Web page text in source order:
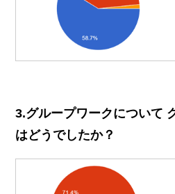
3.グループワークについて
はどうでしたか？